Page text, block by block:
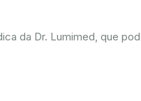
da Dr. Lumimed, que